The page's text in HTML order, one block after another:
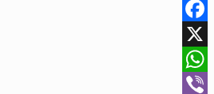
Facebook
X
WhatsApp